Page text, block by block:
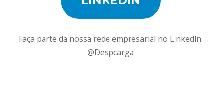
Faça parte da nossa rede empresarial no LinkedIn.
@Despcarga